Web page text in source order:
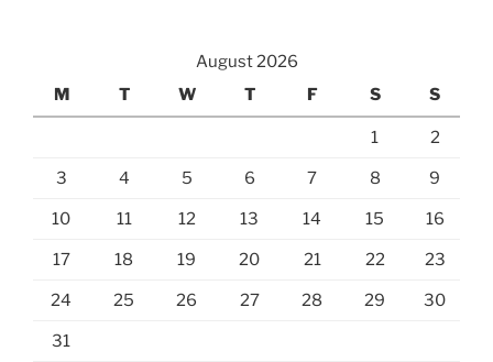
August 2026
M
T W T F S S
1 2
3 4 5 6 7 8 9
10 11 12 13 14 15 16
17 18 19 20 21 22 23
24 25 26 27 28 29 30
31